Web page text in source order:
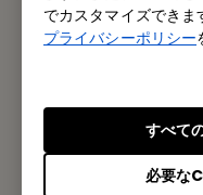
でカスタマイズできま
プライバシーポリシー
必要な
すべて